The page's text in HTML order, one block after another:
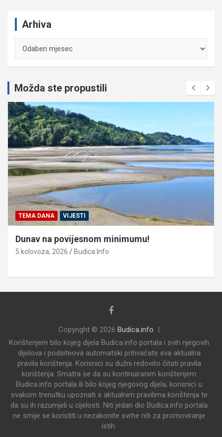
Arhiva
Možda ste propustili
TEMA DANA VIJESTI
Dunav na povijesnom minimumu!
5 kolovoza, 2026 Budica Info
Copyright © 2026 Budica.info
Korištenjem bilo kojeg dijela Budica.info portala i svih njegovih
dijelova i podsiteova automatski prihvaćate sva aktualna
pravila korištenja. Korisnici su dužni redovito čitati pravila
korištenja. Smatra se da su kontinuiranim korištenjem
Budica.info portala ili bilo kojeg njegovog dijela, korisnici u
svakom trenutku upoznati s aktualnim pravilima korištenja te
da su ih razumjeli u cijelosti. Niti jedan dio Budica.info portala
ne smije se koristiti u nezakonite svrhe niti za promoviranje
istih.